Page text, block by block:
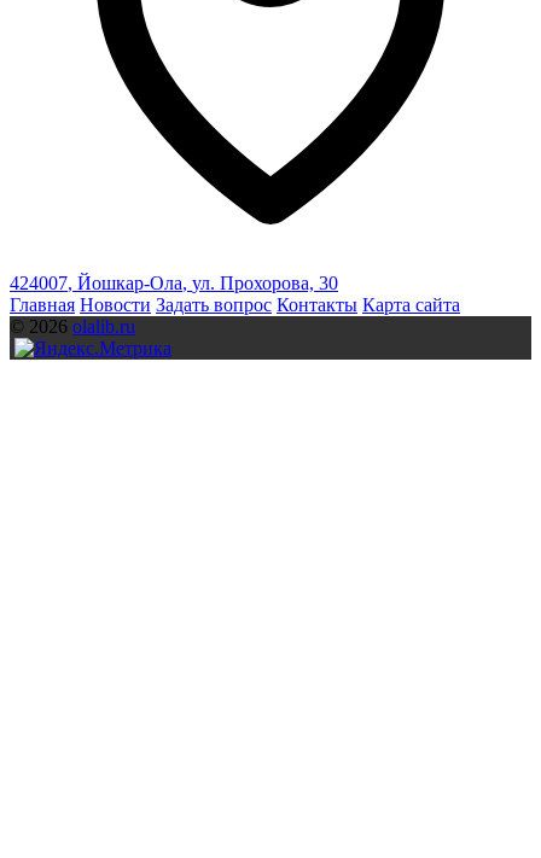
424007, Йошкар-Ола, ул. Прохорова, 30
Главная Новости Задать вопрос Контакты Карта сайта
© 2026 olalib.ru